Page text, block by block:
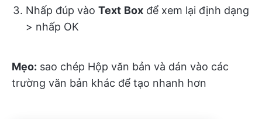
Nhấp đúp vào Text Box để xem lại định dạng
> nhấp OK
Mẹo: sao chép Hộp văn bản và dán vào các
trường văn bản khác để tạo nhanh hơn